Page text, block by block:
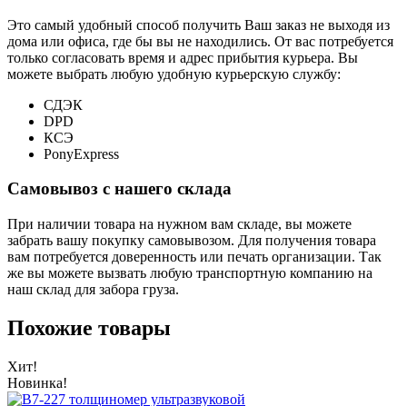
Это самый удобный способ получить Ваш заказ не выходя из
дома или офиса, где бы вы не находились. От вас потребуется
только согласовать время и адрес прибытия курьера. Вы
можете выбрать любую удобную курьерскую службу:
СДЭК
DPD
КСЭ
PonyExpress
Самовывоз с нашего склада
При наличии товара на нужном вам складе, вы можете
забрать вашу покупку самовывозом. Для получения товара
вам потребуется доверенность или печать организации. Так
же вы можете вызвать любую транспортную компанию на
наш склад для забора груза.
Похожие товары
Хит!
Новинка!